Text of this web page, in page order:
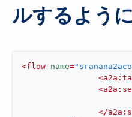
ルするよう
<flow name=
<
<
</